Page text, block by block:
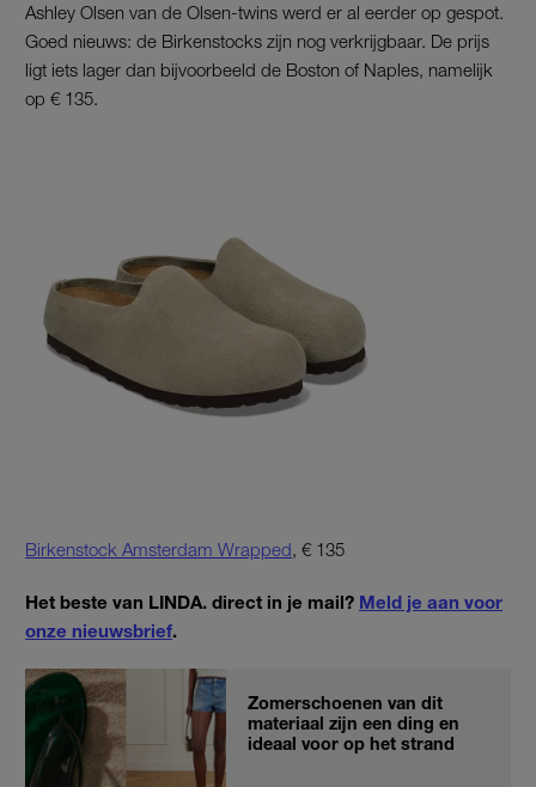
Ashley Olsen van de Olsen-twins werd er al eerder op gespot.
Goed nieuws: de Birkenstocks zijn nog verkrijgbaar. De prijs
ligt iets lager dan bijvoorbeeld de Boston of Naples, namelijk
op € 135.
Birkenstock Amsterdam Wrapped, € 135
Het beste van LINDA. direct in je mail? Meld je aan voor
onze nieuwsbrief.
Zomerschoenen van dit
materiaal zijn een ding en
ideaal voor op het strand